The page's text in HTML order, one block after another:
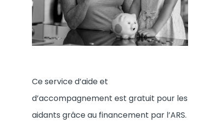
Ce service d’aide et
d’accompagnement est gratuit pour les
aidants grâce au financement par l’ARS.